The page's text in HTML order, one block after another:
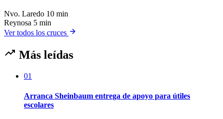
Nvo. Laredo 10 min
Reynosa 5 min
Ver todos los cruces
Más leídas
01
Arranca Sheinbaum entrega de apoyo para útiles
escolares